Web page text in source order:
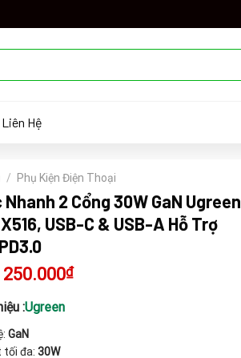
Liên Hệ
/ Phụ Kiện Điện Thoại
Nhanh 2 Cổng 30W GaN Ugreen
USB-C & USB-A Hỗ Trợ
Giá
gốc
280.000₫.
250.000₫Giá
hiện
:Ugreen
GaN
tối đa: 30W